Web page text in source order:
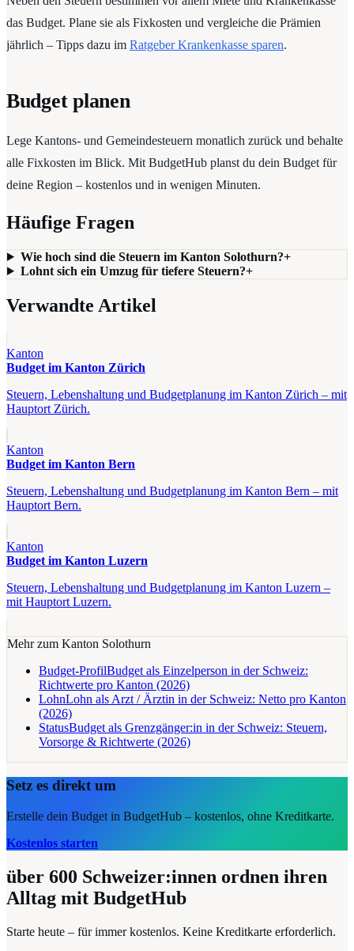
das Budget. Plane sie als Fixkosten und vergleiche die Prämien
jährlich – Tipps dazu im Ratgeber Krankenkasse sparen.
Budget planen
Lege Kantons- und Gemeindesteuern monatlich zurück und behalte
alle Fixkosten im Blick. Mit BudgetHub planst du dein Budget für
deine Region – kostenlos und in wenigen Minuten.
Häufige Fragen
Wie hoch sind die Steuern im Kanton Solothurn?+
Lohnt sich ein Umzug für tiefere Steuern?+
Verwandte Artikel
Kanton
Budget im Kanton Zürich
Steuern, Lebenshaltung und Budgetplanung im Kanton Zürich – mit
Hauptort Zürich.
Kanton
Budget im Kanton Bern
Steuern, Lebenshaltung und Budgetplanung im Kanton Bern – mit
Hauptort Bern.
Kanton
Budget im Kanton Luzern
Steuern, Lebenshaltung und Budgetplanung im Kanton Luzern –
mit Hauptort Luzern.
Mehr zum Kanton Solothurn
Budget-ProfilBudget als Einzelperson in der Schweiz:
Richtwerte pro Kanton (2026)
LohnLohn als Arzt / Ärztin in der Schweiz: Netto pro Kanton
(2026)
StatusBudget als Grenzgänger:in in der Schweiz: Steuern,
Vorsorge & Richtwerte (2026)
Setz es direkt um
Erstelle dein Budget in BudgetHub – kostenlos, ohne Kreditkarte.
Kostenlos starten
über 600 Schweizer:innen ordnen ihren
Alltag mit BudgetHub
Starte heute – für immer kostenlos. Keine Kreditkarte erforderlich.